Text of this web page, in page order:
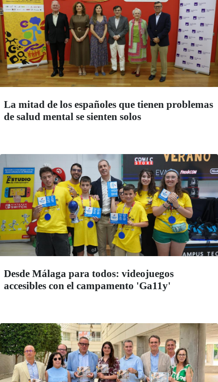
La mitad de los españoles que tienen problemas
de salud mental se sienten solos
Desde Málaga para todos: videojuegos
accesibles con el campamento 'Ga11y'